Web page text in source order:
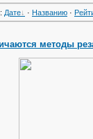
: Дате · Названию ·
методы